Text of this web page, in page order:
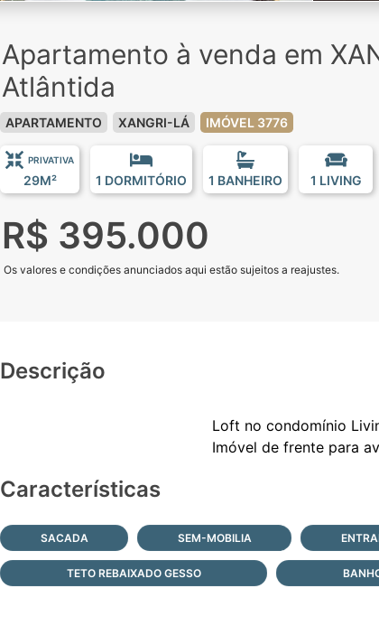
Apartamento à venda em
Atlântida
APARTAMENTO XANGRI-LÁ IMÓVEL 3776
PRIVATIVA
29M² 1 DORMITÓRIO 1 BANHEIRO 1 LIVING
R$ 395.000
Os valores e condições anunciados aqui estão sujeitos a reajustes.
Descrição
Loft no condomínio
Características
SACADA SEM-MOBILIA
TETO REBAIXADO GESSO